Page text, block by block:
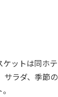
ットは同ホテ
サラダ、季節の